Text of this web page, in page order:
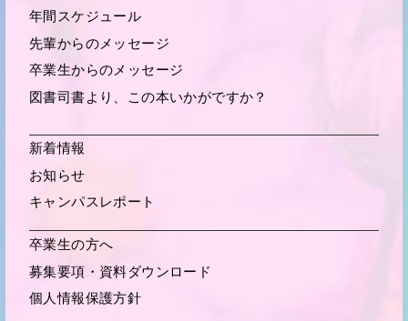
年間スケジュール
先輩からのメッセージ
卒業生からの メッセージ
図書司書より、この本いかがですか？
新着情報
お知らせ
キャンパスレポート
卒業生の方へ
募集要項・ 資料ダウンロード
個人情報保護方針